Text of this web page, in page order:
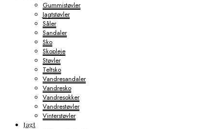
Gummistøvler
Jagtstøvler
Såler
Sandaler
Sko
Skopleje
Støvler
Teltsko
Vandresandaler
Vandresko
Vandresokker
Vandrestøvler
Vinterstøvler
Jagt